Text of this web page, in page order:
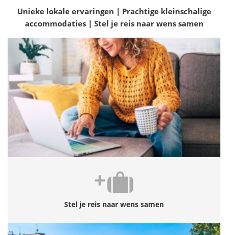
Unieke lokale ervaringen | Prachtige kleinschalige
accommodaties | Stel je reis naar wens samen
Stel je reis naar wens samen